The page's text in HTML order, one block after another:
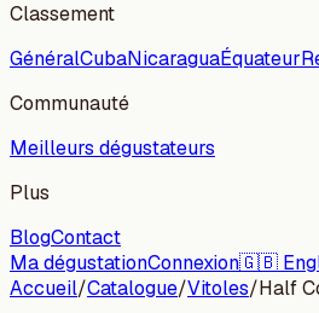
Classement
GénéralCubaNicaraguaÉquateur
Communauté
Meilleurs dégustateurs
Plus
BlogContact
Ma dégustationConnexion🇬🇧
Accueil/Catalogue/Vitoles/Half